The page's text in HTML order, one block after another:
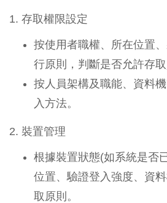
1. 存取權限設定
按使用者職權、所在位置
行原則，判斷是否允許存取
按人員架構及職能、資料
入方法。
2. 裝置管理
根據裝置狀態(如系統是否
位置、驗證登入強度、資
取原則。